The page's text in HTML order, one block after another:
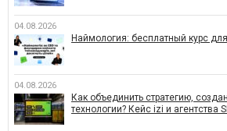
04.08.2026
Наймология: бесплатный курс
04.08.2026
Как объединить стратегию,
технологии? Кейс izi и агентства